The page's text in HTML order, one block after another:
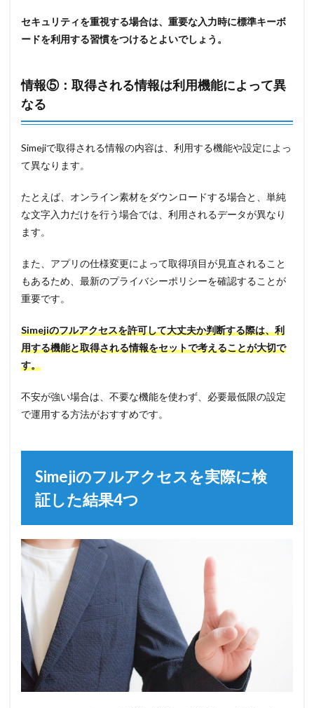
セキュリティを重視する場合は、重要な入力時に標準キーボ
ードを利用する習慣をつけるとよいでしょう。
情報⑤：取得される情報は利用機能によって異
なる
Simejiで取得される情報の内容は、利用する機能や設定によっ
て異なります。
たとえば、オンライン素材をダウンロードする場合と、単純
な文字入力だけを行う場合では、利用されるデータが異なり
ます。
また、アプリの仕様変更によって取得項目が見直されること
もあるため、最新のプライバシーポリシーを確認することが
重要です。
Simejiのフルアクセスを許可して大丈夫か判断する際は、利
用する機能と取得される情報をセットで考えることが大切で
す。
不安が強い場合は、不要な機能を使わず、必要最低限の設定
で運用する方法がおすすめです。
Simejiのフルアクセスを実際に検
証した結果4つ